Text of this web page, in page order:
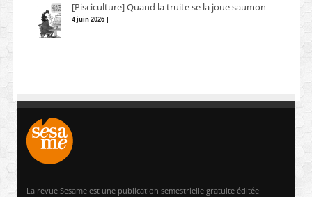
[Pisciculture] Quand la truite se la joue saumon
4 juin 2026 |
La revue Sesame est une publication semestrielle gratuite éditée